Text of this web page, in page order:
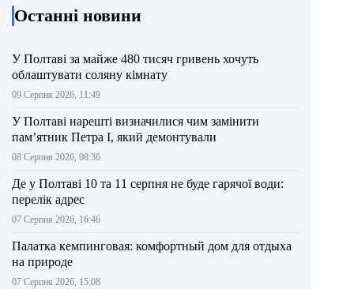
Останні новини
У Полтаві за майже 480 тисяч гривень хочуть
облаштувати соляну кімнату
09 Серпня 2026, 11:49
У Полтаві нарешті визначилися чим замінити
пам’ятник Петра І, який демонтували
08 Серпня 2026, 08:36
Де у Полтаві 10 та 11 серпня не буде гарячої води:
перелік адрес
07 Серпня 2026, 16:46
Палатка кемпинговая: комфортный дом для отдыха
на природе
07 Серпня 2026, 15:08